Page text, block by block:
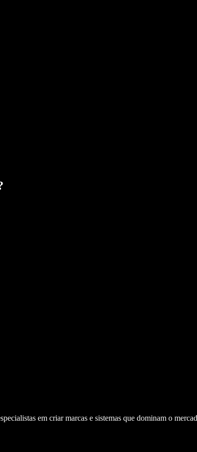
em criar marcas e sistemas que dominam o